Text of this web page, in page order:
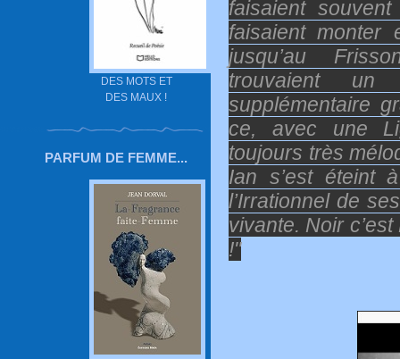
DES MOTS ET
DES MAUX !
PARFUM DE FEMME...
faisaient
faisaient monter
jusqu’au
trouvaient
supplémentaire
ce, avec une
toujours très
Ian s’est éteint
l’Irrationnel de
vivante. Noir
!"